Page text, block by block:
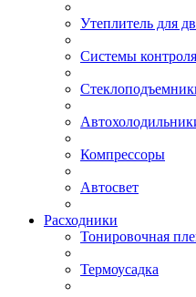
Утеплитель для
Системы
Компрессоры
Автосвет
Расходники
Тонировочная
Термоусадка